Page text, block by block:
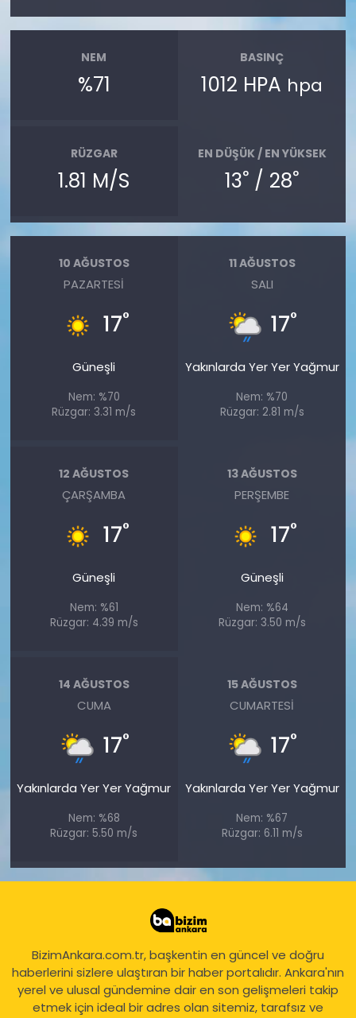
NEM
%71
BASINÇ
1012 HPA hpa
RÜZGAR
1.81 M/S
EN DÜŞÜK / EN YÜKSEK
13° / 28°
10 AĞUSTOS
PAZARTESI
17°
Güneşli
Nem: %70
Rüzgar: 3.31 m/s
11 AĞUSTOS
SALI
17°
Yakınlarda Yer Yer Yağmur
Nem: %70
Rüzgar: 2.81 m/s
12 AĞUSTOS
ÇARŞAMBA
17°
Güneşli
Nem: %61
Rüzgar: 4.39 m/s
13 AĞUSTOS
PERŞEMBE
17°
Güneşli
Nem: %64
Rüzgar: 3.50 m/s
14 AĞUSTOS
CUMA
17°
Yakınlarda Yer Yer Yağmur
Nem: %68
Rüzgar: 5.50 m/s
15 AĞUSTOS
CUMARTESI
17°
Yakınlarda Yer Yer Yağmur
Nem: %67
Rüzgar: 6.11 m/s
BizimAnkara.com.tr, başkentin en güncel ve doğru
haberlerini sizlere ulaştıran bir haber portalıdır. Ankara'nın
yerel ve ulusal gündemine dair en son gelişmeleri takip
etmek için ideal bir adres olan sitemiz, tarafsız ve